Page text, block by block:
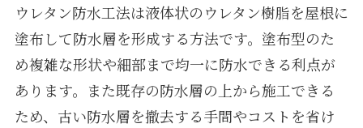
ウレタン防水工法は液体状のウレタン樹脂を屋根に
塗布して防水層を形成する方法です。塗布型のた
め複雑な形状や細部まで均一に防水できる利点が
あります。また既存の防水層の上から施工できる
ため、古い防水層を撤去する手間やコストを省け